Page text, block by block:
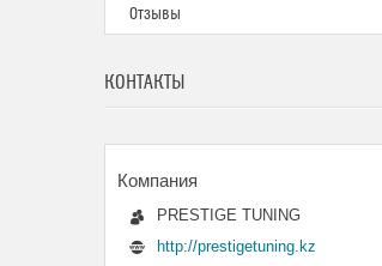
Отзывы
КОНТАКТЫ
PRESTIGE TUNING
http://prestigetuning.kz